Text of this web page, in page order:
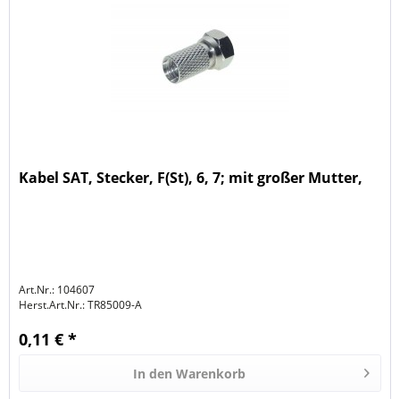
Kabel SAT, Stecker, F(St), 6, 7; mit großer Mutter,
Art.Nr.: 104607
Herst.Art.Nr.:TR85009-A
0,11 € *
In den Warenkorb